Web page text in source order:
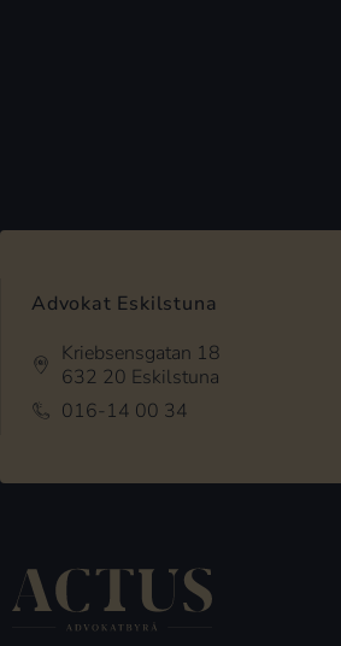
Advokat Eskilstuna
Kriebsensgatan 18
632 20 Eskilstuna
016-14 00 34